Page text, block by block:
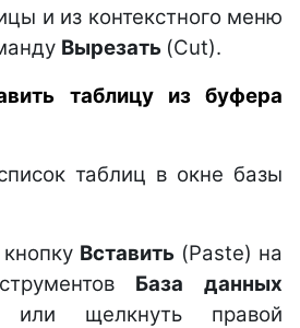
и из контекстного меню
Вырезать (Cut).
таблицу из буфера
таблиц в окне базы
Вставить (Paste) на
База данных
или щелкнуть правой